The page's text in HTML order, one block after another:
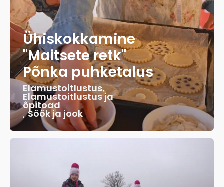
Ühiskokkamine
"Maitsete retk"
Põnka puhketalus
Elamustoitlustus,
Elamustoitlustus ja
õpitoad
,Söök ja jook